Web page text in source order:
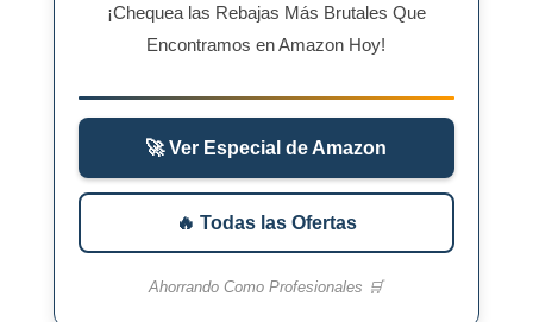
¡Chequea las Rebajas Más Brutales Que
Encontramos en Amazon Hoy!
🚀 Ver Especial de Amazon
🔥 Todas las Ofertas
Ahorrando Como Profesionales 🛒